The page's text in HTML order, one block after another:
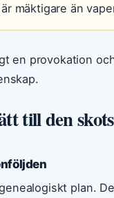
mäktigare än
en provokation
till den
plan.